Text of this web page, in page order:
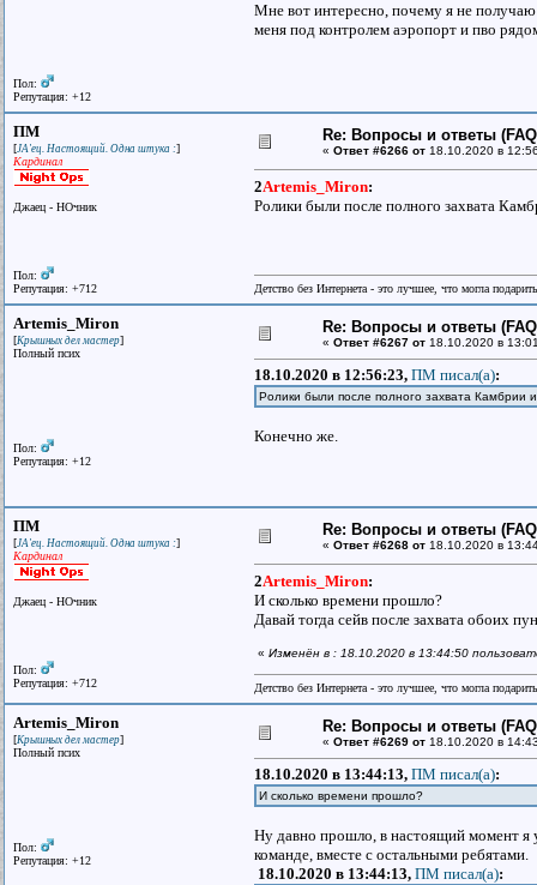
Пол:
Репутация: +12
Мне вот интересно, почему я не
меня под контролем аэропорт и пво
ПМ
[JA'ец. Настоящий. Одна штука :]
Кардинал
Джаец - НОчник
Пол:
Репутация: +712
Re: Вопросы и ответы
« Ответ #6266 от 18.10.2020 в
2Artemis_Miron:
Ролики были после полного захвата
Детство без Интернета - это лучшее, что могла
Artemis_Miron
[Крышных дел мастер]
Полный псих
Пол:
Репутация: +12
Re: Вопросы и ответы
« Ответ #6267 от 18.10.2020 в
18.10.2020 в 12:56:23, ПМ писал(a):
Ролики были после полного захвата Камбрии
Конечно же.
ПМ
[JA'ец. Настоящий. Одна штука :]
Кардинал
Джаец - НОчник
Пол:
Репутация: +712
Re: Вопросы и ответы
« Ответ #6268 от 18.10.2020 в
2Artemis_Miron:
И сколько времени прошло?
Давай тогда сейв после захвата обоих
« Изменён в : 18.10.2020 в 13:44:50
Детство без Интернета - это лучшее, что могла
Artemis_Miron
[Крышных дел мастер]
Полный псих
Пол:
Репутация: +12
Re: Вопросы и ответы
« Ответ #6269 от 18.10.2020 в
18.10.2020 в 13:44:13, ПМ писал(a):
И сколько времени прошло?
Ну давно прошло, в настоящий момент я
команде, вместе с остальными ребятами.
18.10.2020 в 13:44:13, ПМ писал(a):